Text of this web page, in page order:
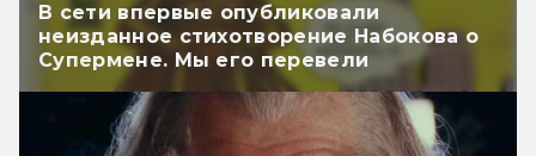
В сети впервые опубликовали
неизданное стихотворение Набокова о
Супермене. Мы его перевели